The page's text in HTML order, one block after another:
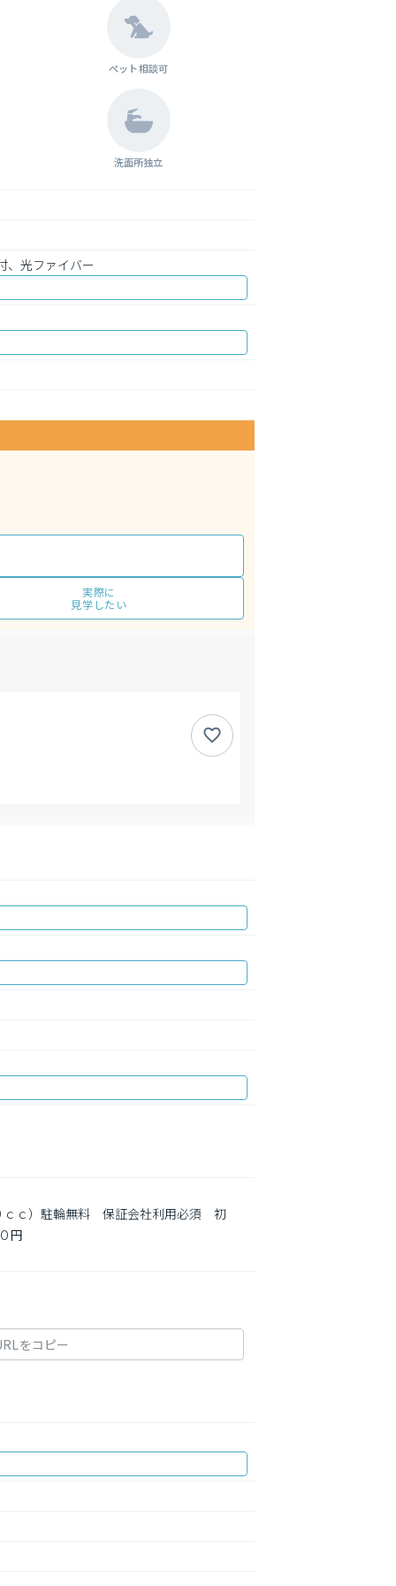
ペット相談可
洗面所独立
、光ファイバー
実際に
見学したい
ｃ）駐輪無料　保証会社利用必須　初
円
をコピー